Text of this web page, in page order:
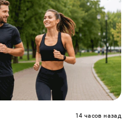
14 часов назад